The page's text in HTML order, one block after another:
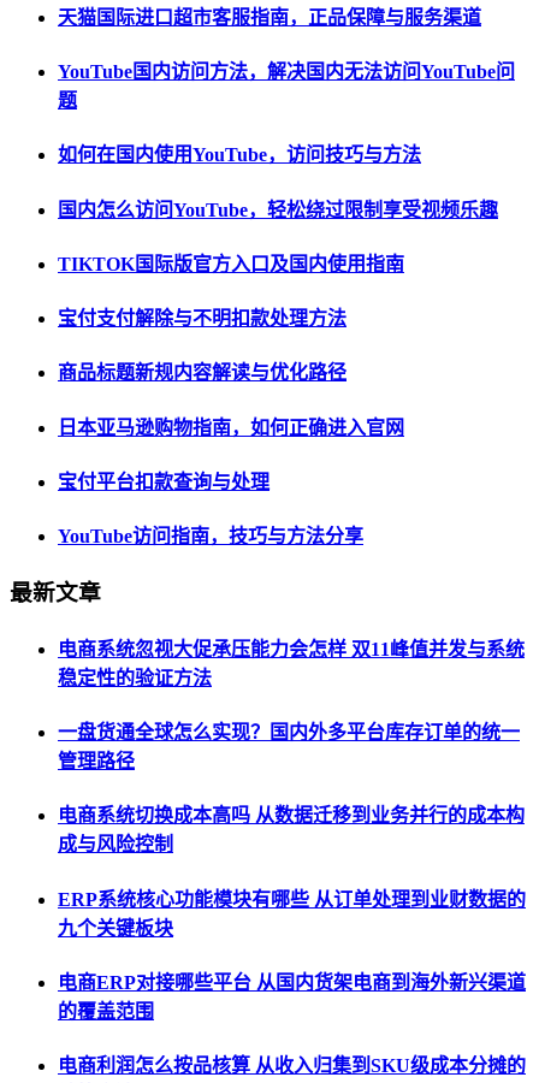
天猫国际进口超市客服指南，正品保障与服务渠道
YouTube国内访问方法，解决国内无法访问YouTube问
题
如何在国内使用YouTube，访问技巧与方法
国内怎么访问YouTube，轻松绕过限制享受视频乐趣
TIKTOK国际版官方入口及国内使用指南
宝付支付解除与不明扣款处理方法
商品标题新规内容解读与优化路径
日本亚马逊购物指南，如何正确进入官网
宝付平台扣款查询与处理
YouTube访问指南，技巧与方法分享
最新文章
电商系统忽视大促承压能力会怎样 双11峰值并发与系统
稳定性的验证方法
一盘货通全球怎么实现？国内外多平台库存订单的统一
管理路径
电商系统切换成本高吗 从数据迁移到业务并行的成本构
成与风险控制
ERP系统核心功能模块有哪些 从订单处理到业财数据的
九个关键板块
电商ERP对接哪些平台 从国内货架电商到海外新兴渠道
的覆盖范围
电商利润怎么按品核算 从收入归集到SKU级成本分摊的